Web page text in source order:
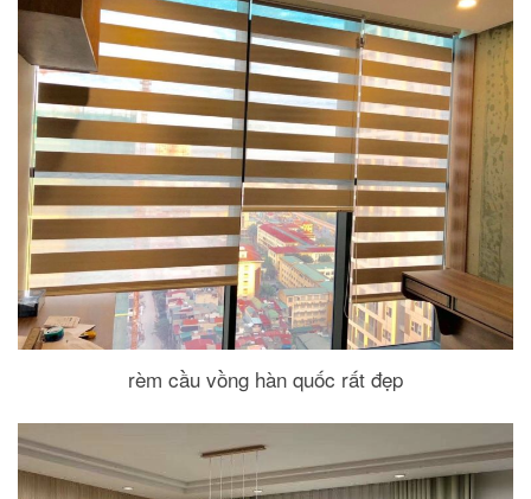
rèm cầu vồng hàn quốc rất đẹp